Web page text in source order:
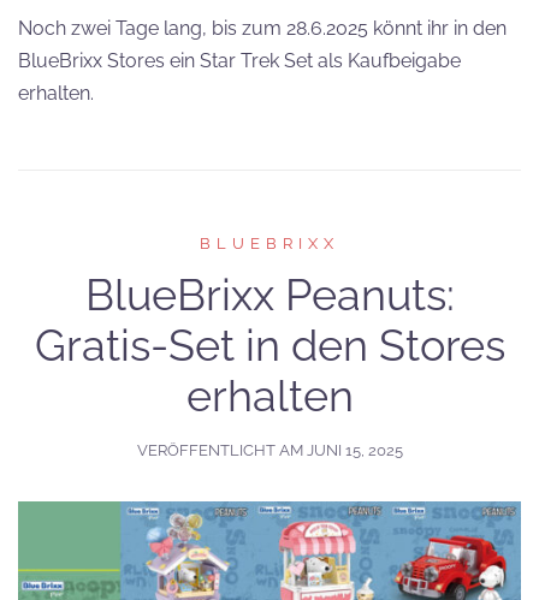
Noch zwei Tage lang, bis zum 28.6.2025 könnt ihr in den
BlueBrixx Stores ein Star Trek Set als Kaufbeigabe
erhalten.
BLUEBRIXX
BlueBrixx Peanuts:
Gratis-Set in den Stores
erhalten
VERÖFFENTLICHT AM JUNI 15, 2025